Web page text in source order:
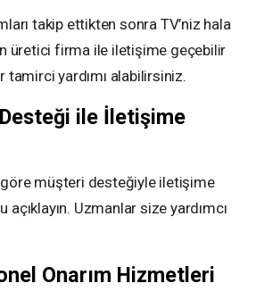
takip ettikten sonra TV’niz hala
üretici firma ile iletişime geçebilir
yardımı alabilirsiniz.
ile İletişime
göre müşteri desteğiyle iletişime
Uzmanlar size yardımcı
Onarım Hizmetleri